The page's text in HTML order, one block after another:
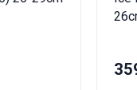
18 лет?